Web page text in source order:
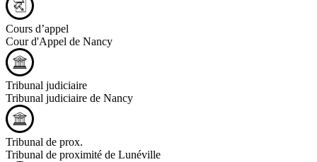
Cours d’appel
Cour d'Appel de Nancy
Tribunal judiciaire
Tribunal judiciaire de Nancy
Tribunal de prox.
Tribunal de proximité de Lunéville